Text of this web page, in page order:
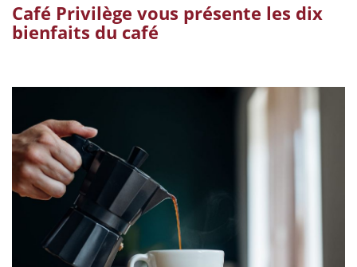
Café Privilège vous présente les dix
bienfaits du café